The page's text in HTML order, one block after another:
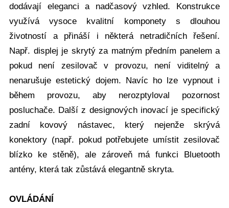
dodávají eleganci a nadčasový vzhled. Konstrukce
využívá vysoce kvalitní komponety s dlouhou
životností a přináší i některá netradičních řešení.
Např. displej je skrytý za matným předním panelem a
pokud není zesilovač v provozu, není viditelný a
nenarušuje estetický dojem. Navíc ho lze vypnout i
během provozu, aby nerozptyloval pozornost
posluchače. Další z designových inovací je specifický
zadní kovový nástavec, který nejenže skrývá
konektory (např. pokud potřebujete umístit zesilovač
blízko ke stěně), ale zároveň má funkci Bluetooth
antény, která tak zůstává elegantně skryta.
OVLÁDÁNÍ